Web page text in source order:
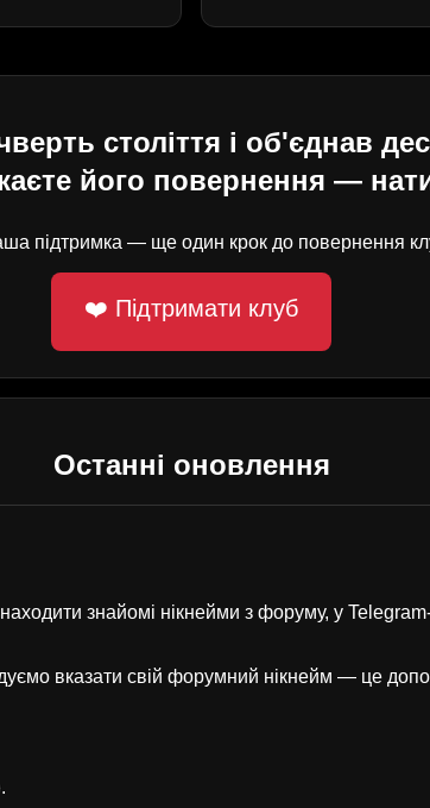
століття і об'єднав
його повернення —
підтримка — ще один крок до повернення
❤️ Підтримати клуб
Останні оновлення
знайомі нікнейми з форуму, у
вказати свій форумний нікнейм — це
.